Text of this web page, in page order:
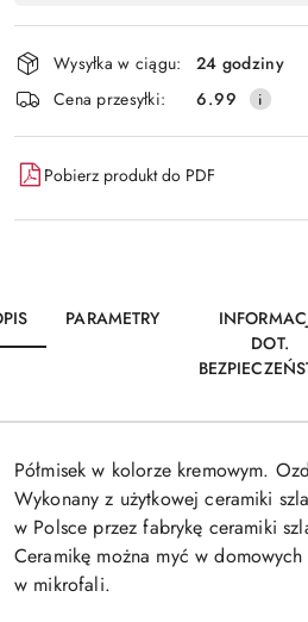
Wyślij
dostawa
Wysyłka w ciągu:
24 godziny
Cena przesyłki:
6.99
Pobierz produkt do PDF
PARAMETRY
DOT.
Półmisek w kolorze kremowym.
Wykonany z użytkowej ceramiki
w Polsce przez fabrykę ceramiki
Ceramikę można myć w
w mikrofali.